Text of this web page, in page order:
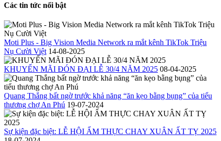
Các tin tức nổi bật
Moti Plus - Big Vision Media Network ra mắt kênh TikTok Triệu
Nụ Cười Việt 14-08-2025
KHUYẾN MÃI ĐÓN ĐẠI LỄ 30/4 NĂM 2025 08-04-2025
Quang Thắng bất ngờ trước khả năng “ăn kẹo bằng bụng” của tiểu
thương chợ An Phú 19-07-2024
Sự kiện đặc biệt: LỄ HỘI ẨM THỰC CHAY XUÂN ẤT TỴ 2025